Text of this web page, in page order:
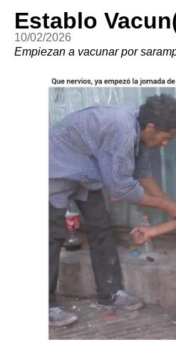
Establo
10/02/2026
Empiezan a vacunar por